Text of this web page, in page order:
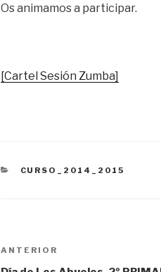
Os animamos a participar.
[Cartel Sesión Zumba]
CATEGORÍAS
CURSO_2014_2015
Navegación
Entrada
anterior:
ANTERIOR